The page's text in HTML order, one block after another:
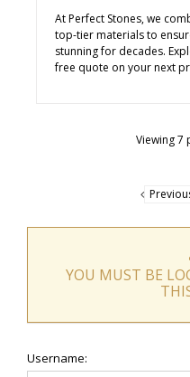
At Perfect Stones, we
top-tier materials to
stunning for decades.
free quote on your next
Viewing 7
YOU MUST BE
Username: